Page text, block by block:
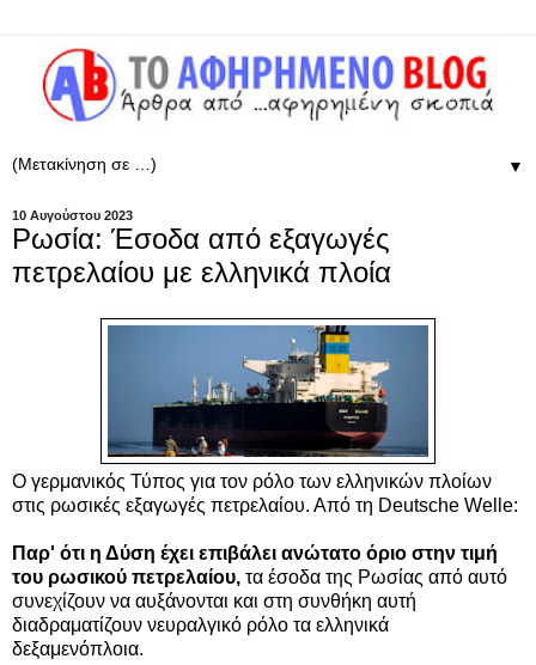
▼
10 Αυγούστου 2023
Ρωσία: Έσοδα από εξαγωγές
πετρελαίου με ελληνικά πλοία
Ο γερμανικός Τύπος για τον ρόλο των ελληνικών πλοίων
στις ρωσικές εξαγωγές πετρελαίου. Από τη Deutsche Welle:
Παρ' ότι η Δύση έχει επιβάλει ανώτατο όριο στην τιμή
του ρωσικού πετρελαίου, τα έσοδα της Ρωσίας από αυτό
συνεχίζουν να αυξάνονται και στη συνθήκη αυτή
διαδραματίζουν νευραλγικό ρόλο τα ελληνικά
δεξαμενόπλοια.